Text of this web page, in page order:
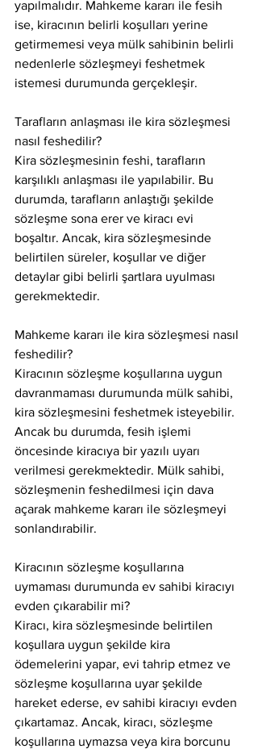
yapılmalıdır. Mahkeme kararı ile fesih
ise, kiracının belirli koşulları yerine
getirmemesi veya mülk sahibinin belirli
nedenlerle sözleşmeyi feshetmek
istemesi durumunda gerçekleşir.
Tarafların anlaşması ile kira sözleşmesi
nasıl feshedilir?
Kira sözleşmesinin feshi, tarafların
karşılıklı anlaşması ile yapılabilir. Bu
durumda, tarafların anlaştığı şekilde
sözleşme sona erer ve kiracı evi
boşaltır. Ancak, kira sözleşmesinde
belirtilen süreler, koşullar ve diğer
detaylar gibi belirli şartlara uyulması
gerekmektedir.
Mahkeme kararı ile kira sözleşmesi nasıl
feshedilir?
Kiracının sözleşme koşullarına uygun
davranmaması durumunda mülk sahibi,
kira sözleşmesini feshetmek isteyebilir.
Ancak bu durumda, fesih işlemi
öncesinde kiracıya bir yazılı uyarı
verilmesi gerekmektedir. Mülk sahibi,
sözleşmenin feshedilmesi için dava
açarak mahkeme kararı ile sözleşmeyi
sonlandırabilir.
Kiracının sözleşme koşullarına
uymaması durumunda ev sahibi kiracıyı
evden çıkarabilir mi?
Kiracı, kira sözleşmesinde belirtilen
koşullara uygun şekilde kira
ödemelerini yapar, evi tahrip etmez ve
sözleşme koşullarına uyar şekilde
hareket ederse, ev sahibi kiracıyı evden
çıkartamaz. Ancak, kiracı, sözleşme
koşullarına uymazsa veya kira borcunu